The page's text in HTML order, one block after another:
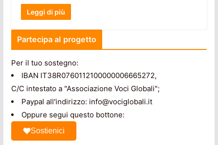
Leggi di più
Partecipa al progetto
Per il tuo sostegno:
IBAN IT38R0760112100000006665272,
C/C intestato a "Associazione Voci Globali";
Paypal all'indirizzo: info@vociglobali.it
Oppure segui questo bottone:
Sostienici